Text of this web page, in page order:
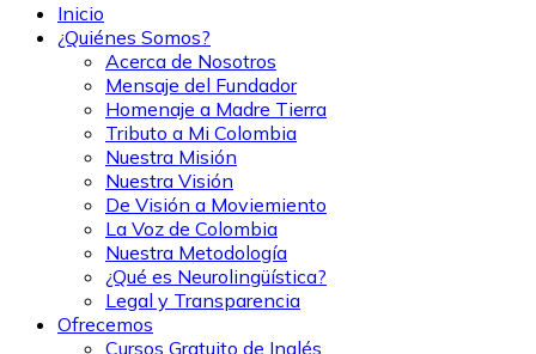
Inicio
¿Quiénes Somos?
Acerca de Nosotros
Mensaje del Fundador
Homenaje a Madre Tierra
Tributo a Mi Colombia
Nuestra Misión
Nuestra Visión
De Visión a Moviemiento
La Voz de Colombia
Nuestra Metodología
¿Qué es Neurolingüística?
Legal y Transparencia
Ofrecemos
Cursos Gratuito de Inglés